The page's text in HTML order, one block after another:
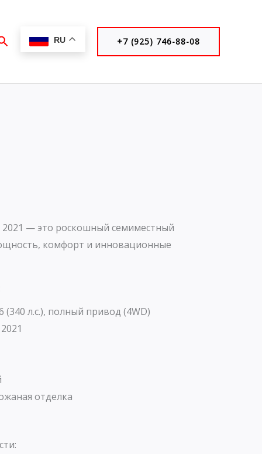
RU +7 (925) 746-88-08
2021 — это роскошный семиместный
комфорт и инновационные
(340 л.с.), полный привод (4WD)
отделка